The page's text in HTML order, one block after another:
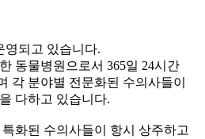
영되고 있습니다.
동물병원으로서 365일 24시간
각 분야별 전문화된 수의사들이
다하고 있습니다.
화된 수의사들이 항시 상주하고